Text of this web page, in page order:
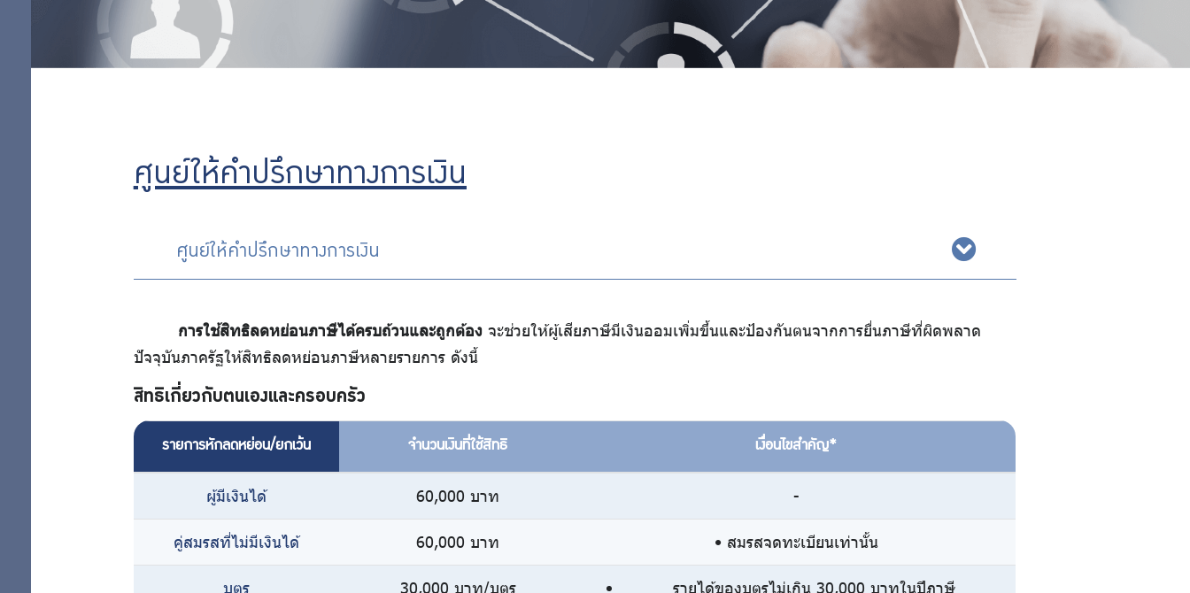
เพิ่ม
ศูนย์ให้คำปรึกษาทางการเงิน
ศูนย์ให้คำปรึกษาทางการเงิน
การใช้สิทธิลดหย่อนภาษีได้ครบถ้วนและถูกต้องจะช่วยให้ผู้เสียภาษีมีเงินออมเพิ่มขึ้นและป้องกันตนจากการยื่นภาษีที่ผิดพลาด
ปัจจุบันภาครัฐให้สิทธิลดหย่อนภาษีหลายรายการ ดังนี้
สิทธิเกี่ยวกับตนเองและครอบครัว
รายการหักลดหย่อน/ยกเว้น จำนวนเงินที่ใช้สิทธิ เงื่อนไขสำคัญ*
ผู้มีเงินได้ 60,000 บาท -
คู่สมรสที่ไม่มีเงินได้ 60,000 บาท • สมรสจดทะเบียนเท่านั้น
บุตร
30,000 บาท/บุตร
รายได้ของบุตรไม่เกิน 30,000 บาทในปีภาษี